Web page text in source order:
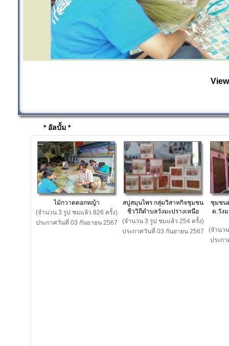
* อัลบั้ม *
ไม้กวาดดอกหญ้า
(จำนวน 3 รูป ชมแล้ว 826 ครั้ง)
ประกาศวันที่ 03 กันยายน 2567
สบู่สมุนไพร กลุ่มวิสาหกิจชุมชน
ชีววิถีตำบลวังมะปรางเหนือ
(จำนวน 3 รูป ชมแล้ว 254 ครั้ง)
ประกาศวันที่ 03 กันยายน 2567
ชุมชน
ต.วัง
(จำนว
ประก